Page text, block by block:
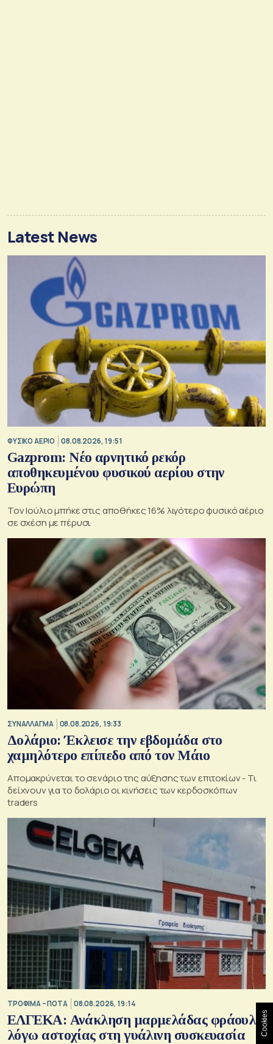
Latest News
ΦΥΣΙΚΟ ΑΕΡΙΟ 08.08.2026, 19:51
Gazprom: Νέο αρνητικό ρεκόρ
αποθηκευμένου φυσικού αερίου στην
Ευρώπη
Τον Ιούλιο μπήκε στις αποθήκες 16% λιγότερο φυσικό αέριο
σε σχέση με πέρυσι
ΣΥΝΑΛΛΑΓΜΑ 08.08.2026, 19:33
Δολάριο: Έκλεισε την εβδομάδα στο
χαμηλότερο επίπεδο από τον Μάιο
Απομακρύνεται το σενάριο της αύξησης των επιτοκίων - Τι
δείχνουν για το δολάριο οι κινήσεις των κερδοσκόπων
traders
ΤΡΟΦΙΜΑ – ΠΟΤΑ 08.08.2026, 19:14
ΕΛΓΕΚΑ: Ανάκληση μαρμελάδας φράουλα
λόγω αστοχίας στη γυάλινη συσκευασία
Cookies